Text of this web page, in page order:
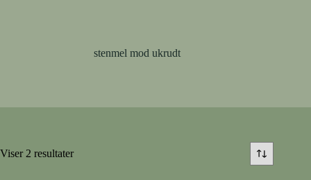
stenmel mod ukrudt
Viser 2 resultater